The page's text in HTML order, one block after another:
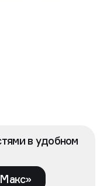
в удобном